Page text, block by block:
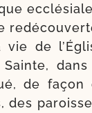
vie de
Sainte,
de façon
des